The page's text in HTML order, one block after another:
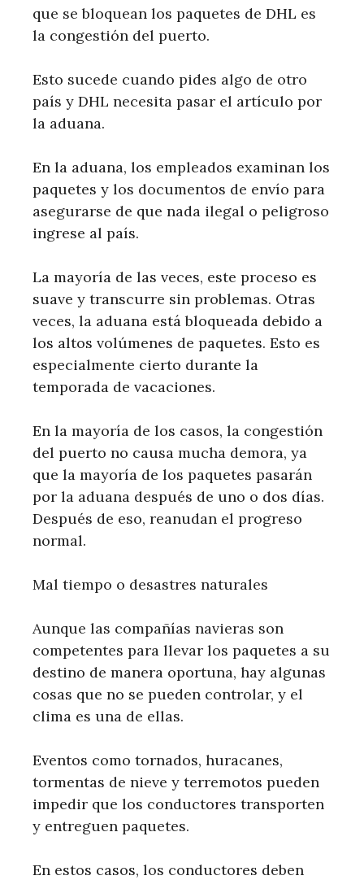
que se bloquean los paquetes de DHL es
la congestión del puerto.
Esto sucede cuando pides algo de otro
país y DHL necesita pasar el artículo por
la aduana.
En la aduana, los empleados examinan los
paquetes y los documentos de envío para
asegurarse de que nada ilegal o peligroso
ingrese al país.
La mayoría de las veces, este proceso es
suave y transcurre sin problemas. Otras
veces, la aduana está bloqueada debido a
los altos volúmenes de paquetes. Esto es
especialmente cierto durante la
temporada de vacaciones.
En la mayoría de los casos, la congestión
del puerto no causa mucha demora, ya
que la mayoría de los paquetes pasarán
por la aduana después de uno o dos días.
Después de eso, reanudan el progreso
normal.
Mal tiempo o desastres naturales
Aunque las compañías navieras son
competentes para llevar los paquetes a su
destino de manera oportuna, hay algunas
cosas que no se pueden controlar, y el
clima es una de ellas.
Eventos como tornados, huracanes,
tormentas de nieve y terremotos pueden
impedir que los conductores transporten
y entreguen paquetes.
En estos casos, los conductores deben